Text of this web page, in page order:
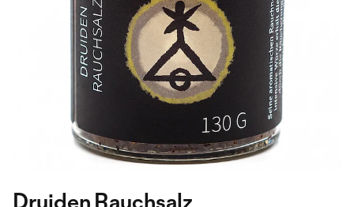
Druiden Rauchsalz